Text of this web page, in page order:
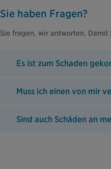
Sie haben Fragen?
Sie fragen, wir antworten. Damit
Es ist zum Schaden
Muss ich einen von mir
Sind auch Schäden an